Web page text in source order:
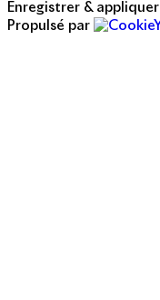
Enregistrer & appliquer
Propulsé par